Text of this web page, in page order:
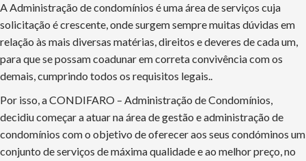
A Administração de condomínios é uma área de serviços cuja
solicitação é crescente, onde surgem sempre muitas dúvidas em
relação às mais diversas matérias, direitos e deveres de cada um,
para que se possam coadunar em correta convivência com os
demais, cumprindo todos os requisitos legais..
Por isso, a CONDIFARO – Administração de Condomínios,
decidiu começar a atuar na área de gestão e administração de
condomínios com o objetivo de oferecer aos seus condóminos um
conjunto de serviços de máxima qualidade e ao melhor preço, no